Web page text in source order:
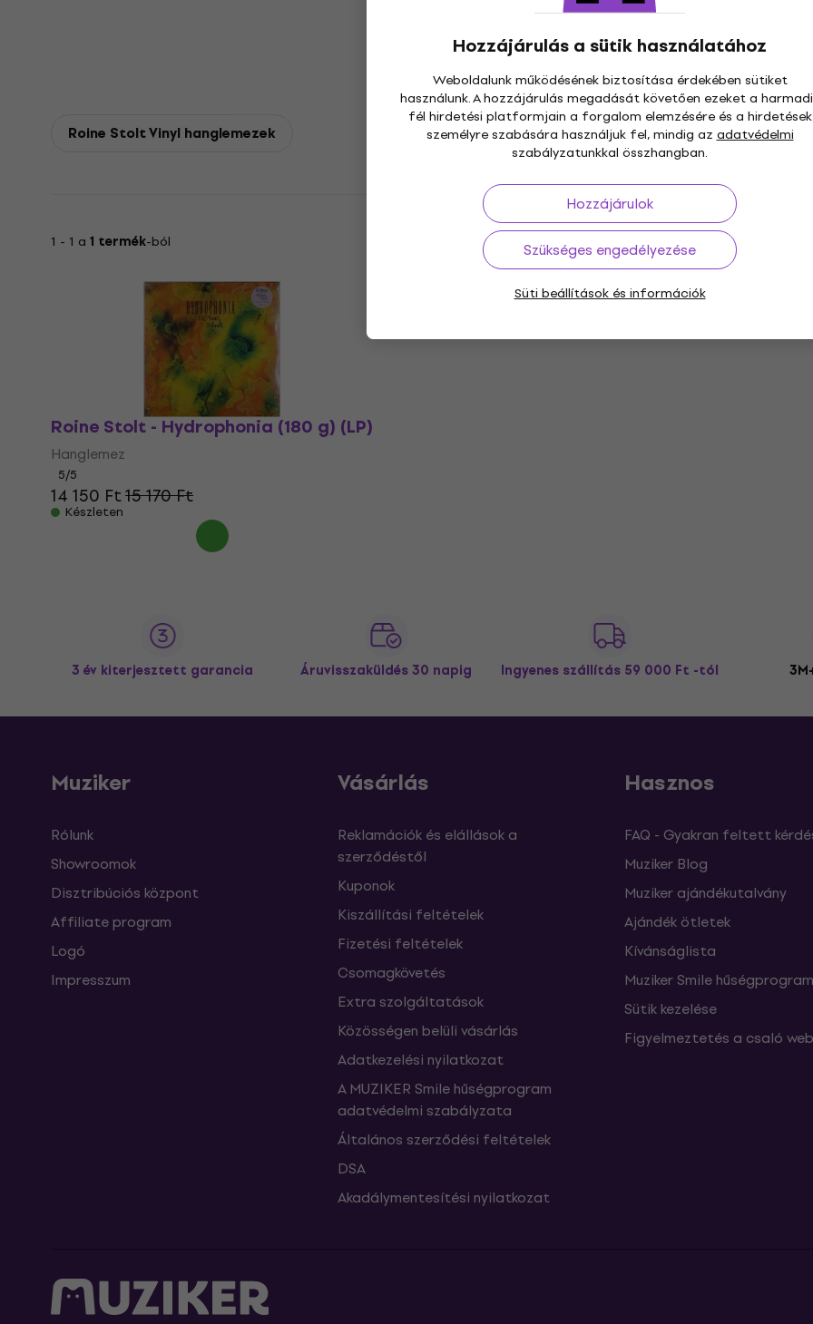
Hozzájárulás a sütik használatához
Weboldalunk működésének biztosítása érdekében sütiket
használunk. A hozzájárulás megadását követően ezeket a
fél hirdetési platformjain a forgalom elemzésére és a hirdetések
személyre szabására használjuk fel, mindig az adatvédelmi
szabályzatunkkal összhangban.
Hozzájárulok
Szükséges engedélyezése
Süti beállítások és információk
Roine Stolt Vinyl hanglemezek
1 - 1 a 1 termék-ból
Roine Stolt - Hydrophonia (180 g) (LP)
Hanglemez
5/5
14 150 Ft15 170 Ft
Készleten
3 év kiterjesztett garancia Áruvisszaküldés 30 napig Ingyenes szállítás 59 000 Ft -tól
Muziker
Rólunk
Showroomok
Disztribúciós központ
Affiliate program
Logó
Impresszum
Vásárlás
Reklamációk és elállások a
szerződéstől
Kuponok
Kiszállítási feltételek
Fizetési feltételek
Csomagkövetés
Extra szolgáltatások
Közösségen belüli vásárlás
Adatkezelési nyilatkozat
A MUZIKER Smile hűségprogram
adatvédelmi szabályzata
Általános szerződési feltételek
DSA
Akadálymentesítési nyilatkozat
Hasznos
FAQ - Gyakran feltett
Muziker Blog
Muziker ajándékutalvány
Ajándék ötletek
Kívánságlista
Muziker Smile hűségprogram
Sütik kezelése
Figyelmeztetés a csaló